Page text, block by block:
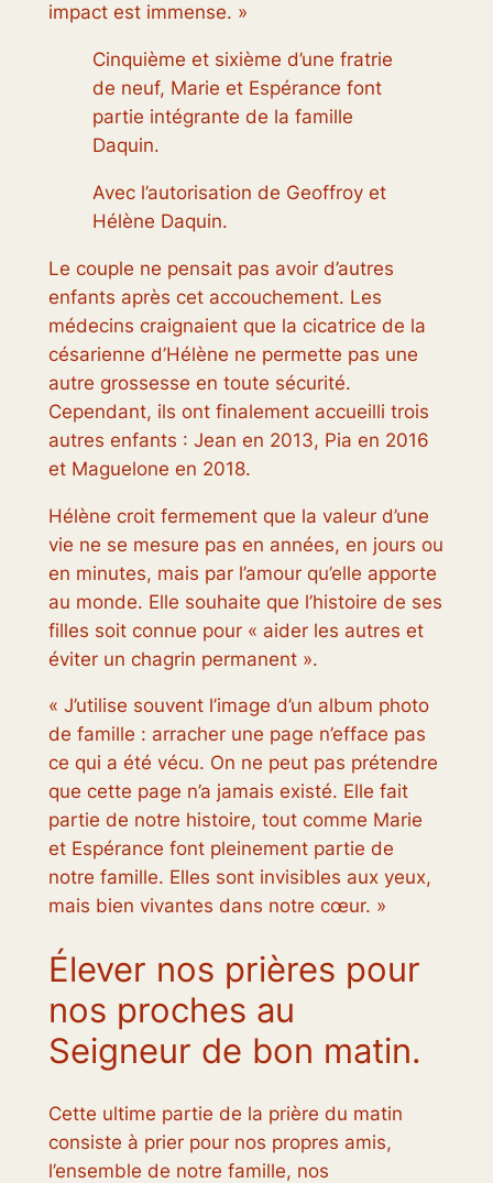
impact est immense. »
Cinquième et sixième d’une fratrie
de neuf, Marie et Espérance font
partie intégrante de la famille
Daquin.
Avec l’autorisation de Geoffroy et
Hélène Daquin.
Le couple ne pensait pas avoir d’autres
enfants après cet accouchement. Les
médecins craignaient que la cicatrice de la
césarienne d’Hélène ne permette pas une
autre grossesse en toute sécurité.
Cependant, ils ont finalement accueilli trois
autres enfants : Jean en 2013, Pia en 2016
et Maguelone en 2018.
Hélène croit fermement que la valeur d’une
vie ne se mesure pas en années, en jours ou
en minutes, mais par l’amour qu’elle apporte
au monde. Elle souhaite que l’histoire de ses
filles soit connue pour « aider les autres et
éviter un chagrin permanent ».
« J’utilise souvent l’image d’un album photo
de famille : arracher une page n’efface pas
ce qui a été vécu. On ne peut pas prétendre
que cette page n’a jamais existé. Elle fait
partie de notre histoire, tout comme Marie
et Espérance font pleinement partie de
notre famille. Elles sont invisibles aux yeux,
mais bien vivantes dans notre cœur. »
Élever nos prières pour
nos proches au
Seigneur de bon matin.
Cette ultime partie de la prière du matin
consiste à prier pour nos propres amis,
l’ensemble de notre famille, nos